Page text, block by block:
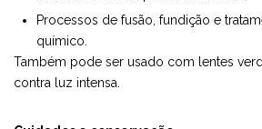
Processos de fusão, fundição e
químico.
Também pode ser usado com lentes
contra luz intensa.